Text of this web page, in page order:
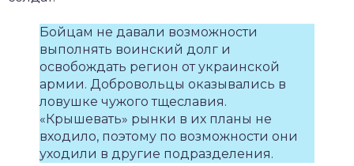
Бойцам не давали возможности
выполнять воинский долг и
освобождать регион от украинской
армии. Добровольцы оказывались в
ловушке чужого тщеславия.
«Крышевать» рынки в их планы не
входило, поэтому по возможности они
уходили в другие подразделения.